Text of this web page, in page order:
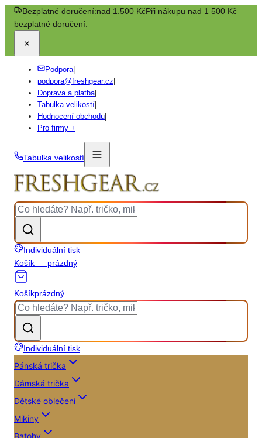
Bezplatné doručení:nad 1.500 KčPři nákupu nad 1 500 Kč
bezplatné doručení.
Podpora|
podpora@freshgear.cz
Doprava a platba|
Tabulka velikostí
Hodnocení obchodu
Pro firmy +
Tabulka velikostí
Individuální tisk
Košík — prázdný
Košíkprázdný
Individuální tisk
Pánská trička
Dámská trička
Dětské oblečení
Mikiny
Batohy